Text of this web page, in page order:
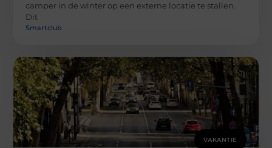
camper in de winter op een externe locatie te stallen.
Dit
Smartclub
VAKANTIE